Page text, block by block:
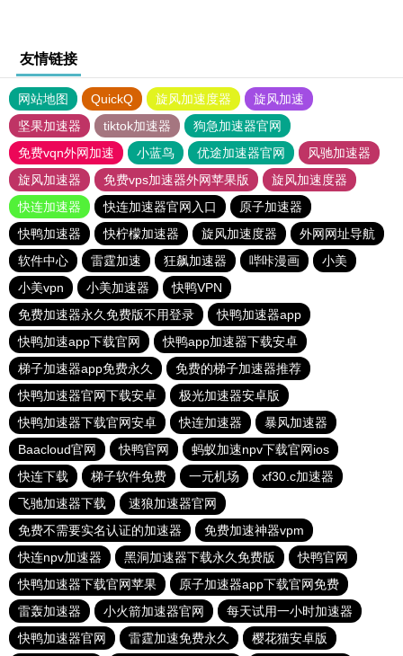
友情链接
网站地图 QuickQ 旋风加速度器
旋风加速
坚果加速器
tiktok加速器
狗急加速器官网
免费vqn外网加速
小蓝鸟 优途加速器官网
风驰加速器
旋风加速器
免费vps加速器外网苹果版
旋风加速度器
快连加速器
快连加速器官网入口
原子加速器
快鸭加速器
快柠檬加速器 旋风加速度器
外网网址导航
软件中心
雷霆加速 狂飙加速器 哔咔漫画
小美
小美vpn
小美加速器
快鸭VPN
免费加速器永久免费版不用登录
快鸭加速器app
快鸭加速app下载官网
快鸭app加速器下载安卓
梯子加速器app免费永久
免费的梯子加速器推荐
快鸭加速器官网下载安卓
极光加速器安卓版
快鸭加速器下载官网安卓
快连加速器
暴风加速器
Baacloud官网
快鸭官网
蚂蚁加速npv下载官网ios
快连下载
梯子软件免费 一元机场
xf30.c加速器
飞驰加速器下载
速狼加速器官网
免费不需要实名认证的加速器
免费加速神器vpm
快连npv加速器
黑洞加速器下载永久免费版
快鸭官网
快鸭加速器下载官网苹果
原子加速器app下载官网免费
雷轰加速器
小火箭加速器官网
每天试用一小时加速器
快鸭加速器官网
雷霆加速免费永久 樱花猫安卓版